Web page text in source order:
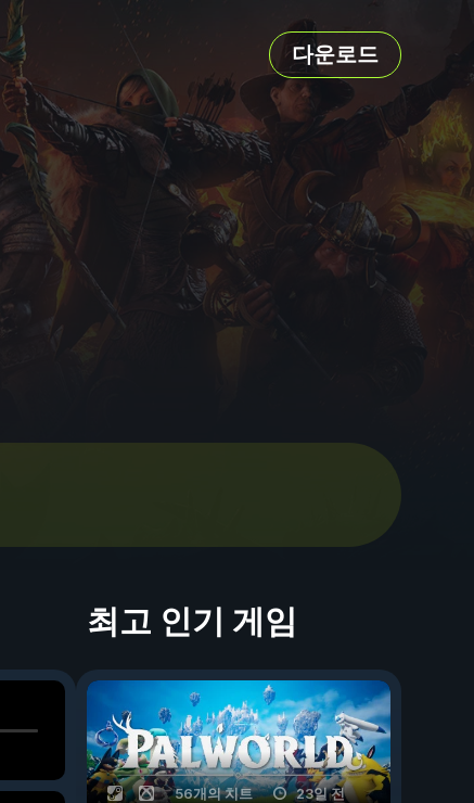
다운로드
최고 인기 게임
56개의 치트 23일 전